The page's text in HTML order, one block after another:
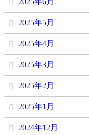
2025年5月
2025年4月
2025年3月
2025年2月
2025年1月
2024年12月